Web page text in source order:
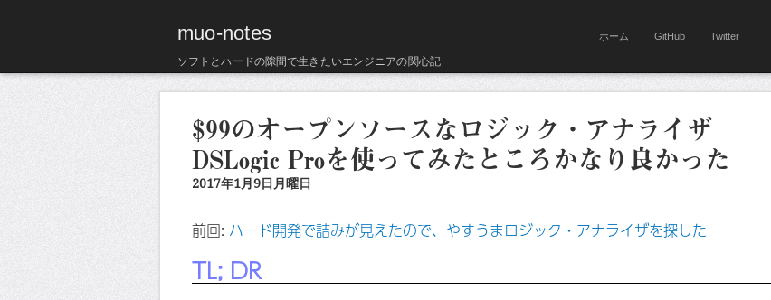
muo-notes
ソフトとハードの隙間で生きたいエンジニアの関心記
ホーム GitHub Twitter
$99のオープンソースなロジック・アナライザ
DSLogic Proを使ってみたところかなり良かった
2017年1月9日月曜日
前回: ハード開発で詰みが見えたので、やすうまロジック・アナライザを探した
TL; DR